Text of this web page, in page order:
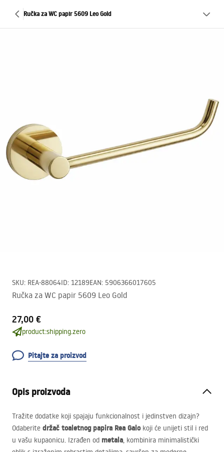
Ručka za WC papir 5609 Leo Gold
SKU: REA-88064ID: 12189EAN: 5906366017605
Ručka za WC papir 5609 Leo Gold
27,00 €
product:shipping.zero
Pitajte za proizvod
Opis proizvoda
Tražite dodatke koji spajaju funkcionalnost i jedinstven dizajn?
Odaberite držač toaletnog papira Rea Galokoji će unijeti stil i red
u vašu kupaonicu. Izrađen od metala, kombinira minimalistički